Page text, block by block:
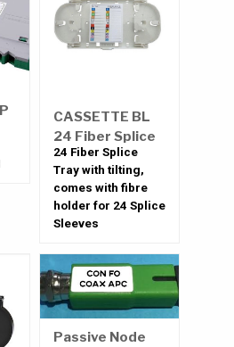
CASSETTE BL
24 Fiber Splice
Tray
24 Fiber Splice
Tray with tilting,
comes with fibre
holder for 24 Splice
Sleeves
Passive Node